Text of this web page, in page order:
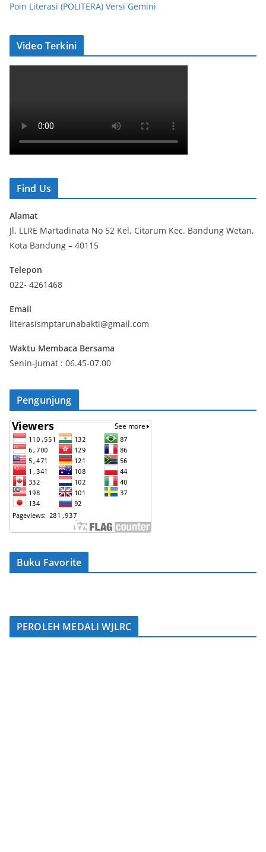
Poin Literasi (POLITERA) Versi Gemini
Video Terkini
Find Us
Alamat
Jl. LLRE Martadinata No 52 Kel. Citarum Kec. Bandung Wetan,
Kota Bandung – 40115
Telepon
022- 4261468
Email
literasismptarunabakti@gmail.com
Waktu Membaca Bersama
Senin-Jumat : 06.45-07.00
Pengunjung
Buku Favorite
PEROLEH MEDALI WJLRC